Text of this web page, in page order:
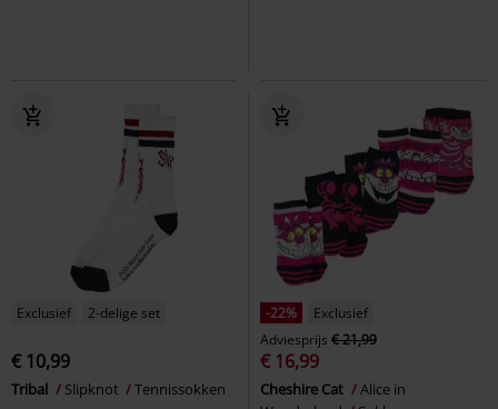
Exclusief 2-delige set
€ 10,99
Tribal Slipknot Tennissokken
-22%
Exclusief
Adviesprijs € 21,99
€ 16,99
Cheshire Cat
Alice in